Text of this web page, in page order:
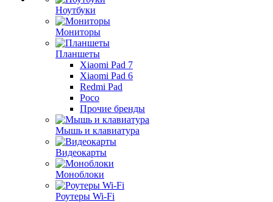
Ноутбуки
Мониторы
Планшеты
Xiaomi Pad 7
Xiaomi Pad 6
Redmi Pad
Poco
Прочие бренды
Мышь и клавиатура
Видеокарты
Моноблоки
Роутеры Wi-Fi